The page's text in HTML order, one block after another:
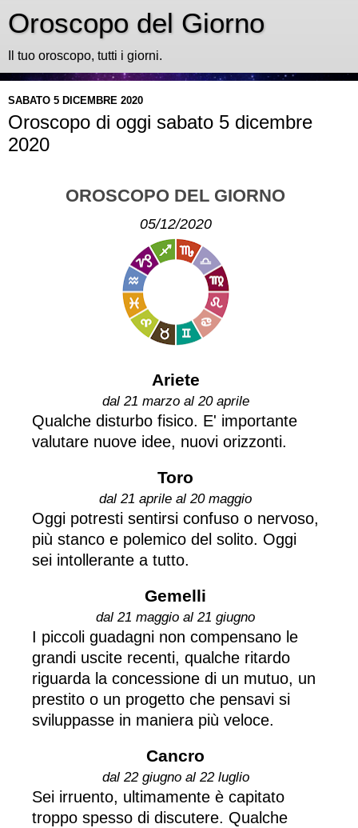
Oroscopo del Giorno
Il tuo oroscopo, tutti i giorni.
SABATO 5 DICEMBRE 2020
Oroscopo di oggi sabato 5 dicembre
2020
OROSCOPO DEL GIORNO
05/12/2020
Ariete
dal 21 marzo al 20 aprile
Qualche disturbo fisico. E' importante
valutare nuove idee, nuovi orizzonti.
Toro
dal 21 aprile al 20 maggio
Oggi potresti sentirsi confuso o nervoso,
più stanco e polemico del solito. Oggi
sei intollerante a tutto.
Gemelli
dal 21 maggio al 21 giugno
I piccoli guadagni non compensano le
grandi uscite recenti, qualche ritardo
riguarda la concessione di un mutuo, un
prestito o un progetto che pensavi si
sviluppasse in maniera più veloce.
Cancro
dal 22 giugno al 22 luglio
Sei irruento, ultimamente è capitato
troppo spesso di discutere. Qualche